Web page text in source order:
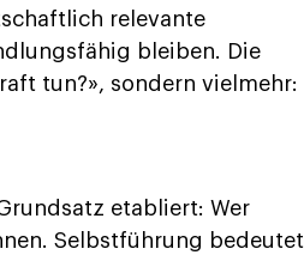
relevante
bleiben. Die
tun?», sondern vielmehr:
etabliert: Wer
Selbstführung bedeutet